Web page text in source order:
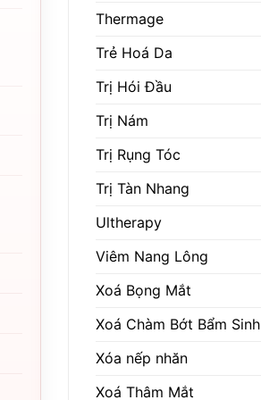
Thermage
Trẻ Hoá Da
Trị Hói Đầu
Trị Nám
Trị Rụng Tóc
Trị Tàn Nhang
Ultherapy
Viêm Nang Lông
Xoá Bọng Mắt
Xoá Chàm Bớt Bẩm Sinh
Xóa nếp nhăn
Xoá Thâm Mắt